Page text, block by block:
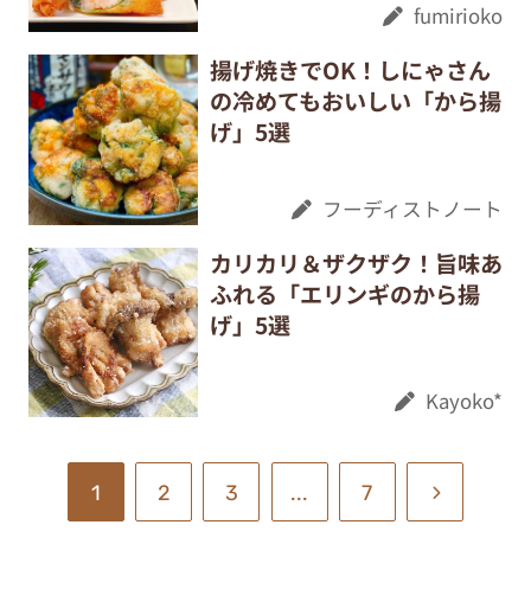
fumirioko
揚げ焼きでOK！しにゃさん
の冷めてもおいしい「から揚
げ」5選
フーディストノート
カリカリ＆ザクザク！旨味あ
ふれる「エリンギのから揚
げ」5選
Kayoko*
1 2 3 ... 7